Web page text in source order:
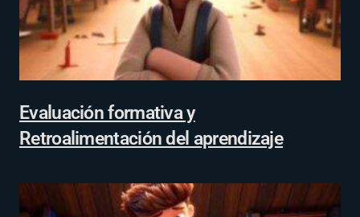
Evaluación formativa y
Retroalimentación del aprendizaje